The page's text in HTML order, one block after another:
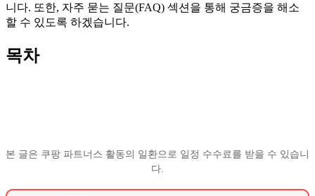
니다. 또한, 자주 묻는 질문(FAQ) 섹션을 통해 궁금증을 해소
할 수 있도록 하겠습니다.
목차
본 글은 쿠팡 파트너스 활동의 일환으로 일정 수수료를 받을 수 있습니
다.